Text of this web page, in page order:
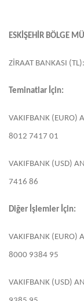
ESKİŞEHİR BÖLGE
ZİRAAT BANKASI
Teminatlar İçin:
VAKIFBANK (EURO)
8012 7417 01
VAKIFBANK (USD)
7416 86
Diğer İşlemler İçin:
VAKIFBANK (EURO)
8000 9384 95
VAKIFBANK (USD)